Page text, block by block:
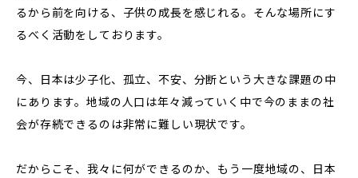
るから前を向ける、子供の成長を感じれる。そんな場所にす
るべく活動をしております。
今、日本は少子化、孤立、不安、分断という大きな課題の中
にあります。地域の人口は年々減っていく中で今のままの社
会が存続できるのは非常に難しい現状です。
だからこそ、我々に何ができるのか、もう一度地域の、日本